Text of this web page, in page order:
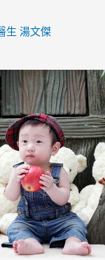
生 湯文傑